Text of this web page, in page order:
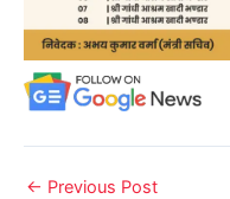
← Previous Post